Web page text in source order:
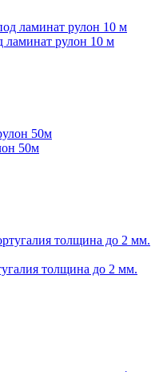
рулон 10 м
50м
толщина до 2 мм.